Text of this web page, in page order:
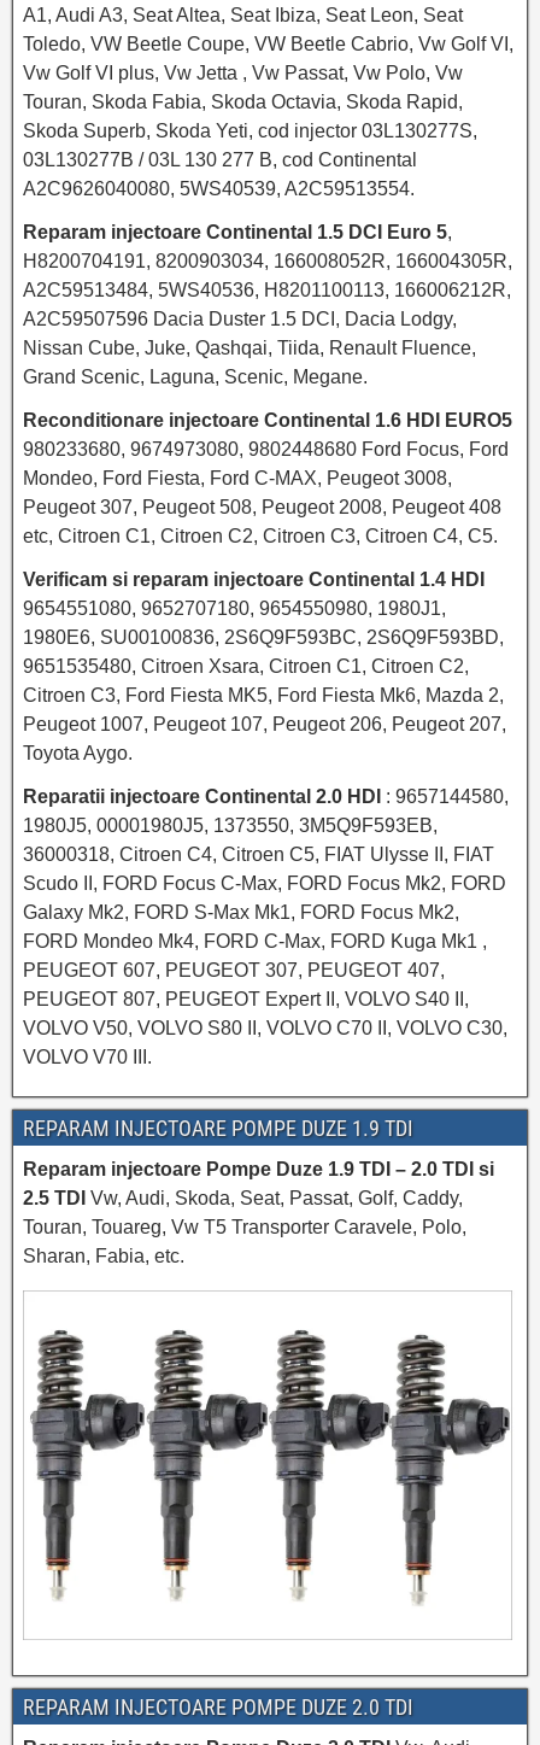
A1, Audi A3, Seat Altea, Seat Ibiza, Seat Leon, Seat
Toledo, VW Beetle Coupe, VW Beetle Cabrio, Vw Golf VI,
Vw Golf VI plus, Vw Jetta , Vw Passat, Vw Polo, Vw
Touran, Skoda Fabia, Skoda Octavia, Skoda Rapid,
Skoda Superb, Skoda Yeti, cod injector 03L130277S,
03L130277B / 03L 130 277 B, cod Continental
A2C9626040080, 5WS40539, A2C59513554.
Reparam injectoare Continental 1.5 DCI Euro 5,
H8200704191, 8200903034, 166008052R, 166004305R,
A2C59513484, 5WS40536, H8201100113, 166006212R,
A2C59507596 Dacia Duster 1.5 DCI, Dacia Lodgy,
Nissan Cube, Juke, Qashqai, Tiida, Renault Fluence,
Grand Scenic, Laguna, Scenic, Megane.
Reconditionare injectoare Continental 1.6 HDI EURO5
980233680, 9674973080, 9802448680 Ford Focus, Ford
Mondeo, Ford Fiesta, Ford C-MAX, Peugeot 3008,
Peugeot 307, Peugeot 508, Peugeot 2008, Peugeot 408
etc, Citroen C1, Citroen C2, Citroen C3, Citroen C4, C5.
Verificam si reparam injectoare Continental 1.4 HDI
9654551080, 9652707180, 9654550980, 1980J1,
1980E6, SU00100836, 2S6Q9F593BC, 2S6Q9F593BD,
9651535480, Citroen Xsara, Citroen C1, Citroen C2,
Citroen C3, Ford Fiesta MK5, Ford Fiesta Mk6, Mazda 2,
Peugeot 1007, Peugeot 107, Peugeot 206, Peugeot 207,
Toyota Aygo.
Reparatii injectoare Continental 2.0 HDI : 9657144580,
1980J5, 00001980J5, 1373550, 3M5Q9F593EB,
36000318, Citroen C4, Citroen C5, FIAT Ulysse II, FIAT
Scudo II, FORD Focus C-Max, FORD Focus Mk2, FORD
Galaxy Mk2, FORD S-Max Mk1, FORD Focus Mk2,
FORD Mondeo Mk4, FORD C-Max, FORD Kuga Mk1 ,
PEUGEOT 607, PEUGEOT 307, PEUGEOT 407,
PEUGEOT 807, PEUGEOT Expert II, VOLVO S40 II,
VOLVO V50, VOLVO S80 II, VOLVO C70 II, VOLVO C30,
VOLVO V70 III.
REPARAM INJECTOARE POMPE DUZE 1.9 TDI
Reparam injectoare Pompe Duze 1.9 TDI – 2.0 TDI si
2.5 TDI Vw, Audi, Skoda, Seat, Passat, Golf, Caddy,
Touran, Touareg, Vw T5 Transporter Caravele, Polo,
Sharan, Fabia, etc.
REPARAM INJECTOARE POMPE DUZE 2.0 TDI